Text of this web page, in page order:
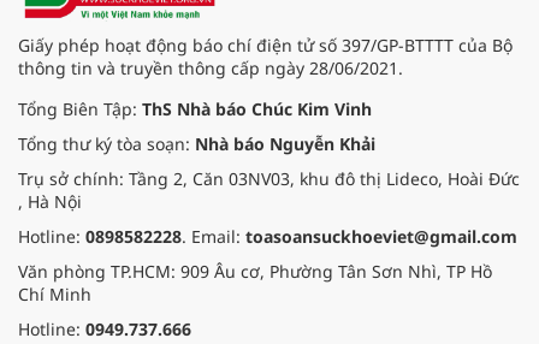
Giấy phép hoạt động báo chí điện tử số 397/GP-BTTTT của Bộ
thông tin và truyền thông cấp ngày 28/06/2021.
Tổng Biên Tập: ThS Nhà báo Chúc Kim Vinh
Tổng thư ký tòa soạn: Nhà báo Nguyễn Khải
Trụ sở chính: Tầng 2, Căn 03NV03, khu đô thị Lideco, Hoài Đức
, Hà Nội
Hotline: 0898582228. Email: toasoansuckhoeviet@gmail.com
Văn phòng TP.HCM: 909 Âu cơ, Phường Tân Sơn Nhì, TP Hồ
Chí Minh
Hotline: 0949.737.666